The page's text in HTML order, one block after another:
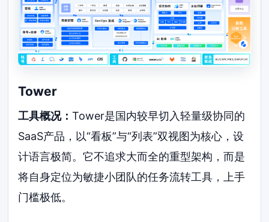
Tower
工具概况：Tower是国内较早切入轻量级协同的
SaaS产品，以“看板”与“列表”双视图为核心，设
计语言极简。它不追求大而全的重型架构，而是
将自身定位为敏捷小团队的任务流转工具，上手
门槛极低。